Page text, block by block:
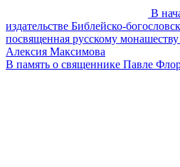
В
издательстве Библейско-
посвященная русскому
Алексия Максимова
В память о священнике Павле